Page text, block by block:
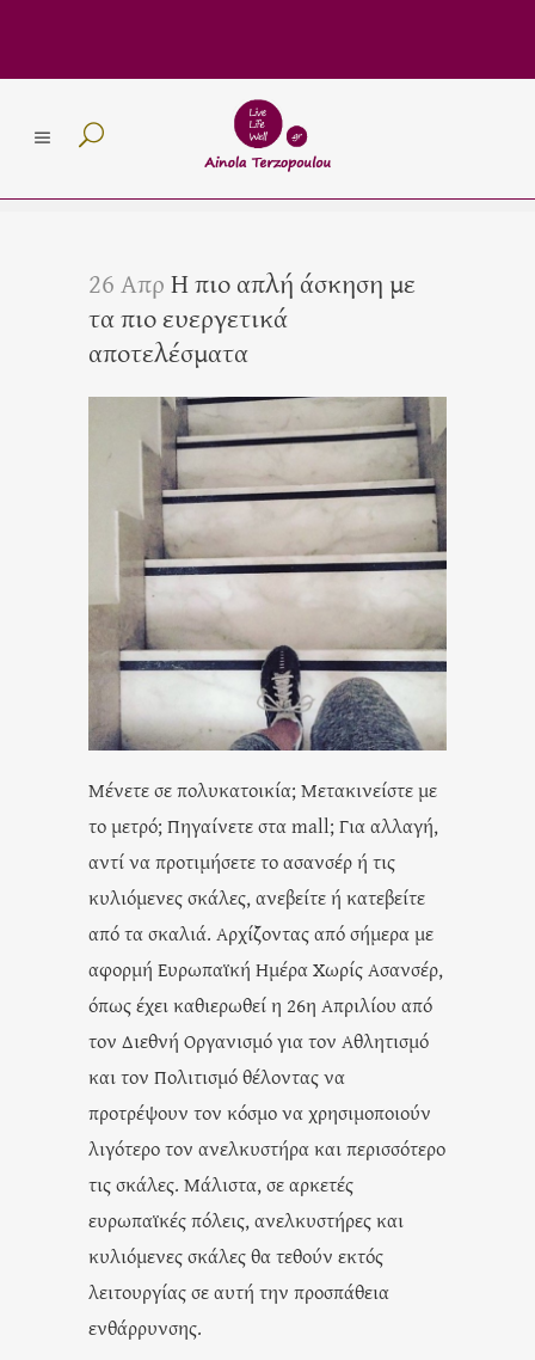
26 ΑπρΗ πιο απλή άσκηση με
τα πιο ευεργετικά
αποτελέσματα
Μένετε σε πολυκατοικία; Μετακινείστε με
το μετρό; Πηγαίνετε στα mall; Για αλλαγή,
αντί να προτιμήσετε το ασανσέρ ή τις
κυλιόμενες σκάλες, ανεβείτε ή κατεβείτε
από τα σκαλιά. Αρχίζοντας από σήμερα με
αφορμή Ευρωπαϊκή Ημέρα Χωρίς Ασανσέρ,
όπως έχει καθιερωθεί η 26η Απριλίου από
τον Διεθνή Οργανισμό για τον Αθλητισμό
και τον Πολιτισμό θέλοντας να
προτρέψουν τον κόσμο να χρησιμοποιούν
λιγότερο τον ανελκυστήρα και περισσότερο
τις σκάλες. Μάλιστα, σε αρκετές
ευρωπαϊκές πόλεις, ανελκυστήρες και
κυλιόμενες σκάλες θα τεθούν εκτός
λειτουργίας σε αυτή την προσπάθεια
ενθάρρυνσης.